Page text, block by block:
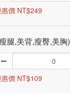
價 NT$249
腿,美背,瘦臀,美胸)
價 NT$109